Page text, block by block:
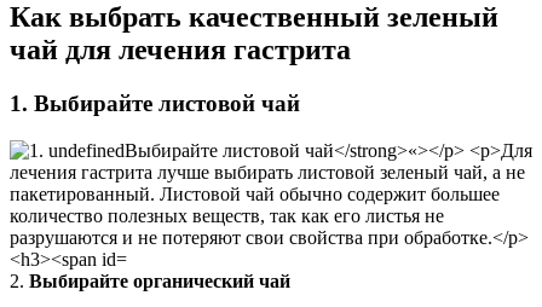
Как выбрать качественный зеленый
чай для лечения гастрита
1. Выбирайте листовой чай
2. Выбирайте органический чай